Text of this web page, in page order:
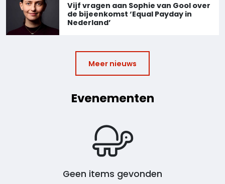
Vijf vragen aan Sophie van Gool over
de bijeenkomst ‘Equal Payday in
Nederland’
Meer nieuws
Evenementen
Geen items gevonden